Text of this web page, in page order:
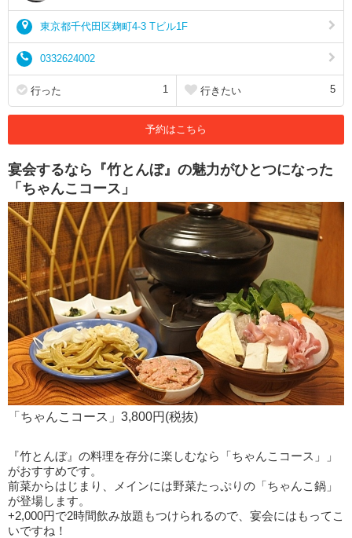
東京都千代田区麹町4-3 Tビル1F
0332624002
行った 1 行きたい 5
予約はこちら
宴会するなら『竹とんぼ』の魅力がひとつになった
「ちゃんこコース」
「ちゃんこコース」3,800円(税抜)
『竹とんぼ』の料理を存分に楽しむなら「ちゃんこコース」」
がおすすめです。
前菜からはじまり、メインには野菜たっぷりの「ちゃんこ鍋」
が登場します。
+2,000円で2時間飲み放題もつけられるので、宴会にはもってこ
いですね！